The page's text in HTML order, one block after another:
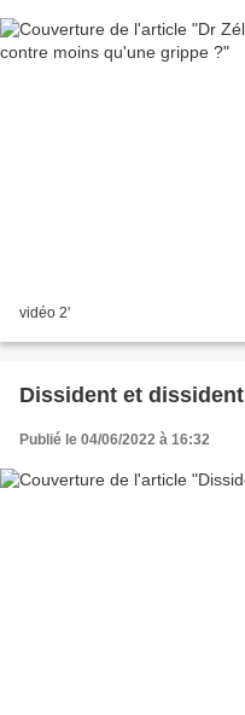
vidéo 2'
Dissident et dissident
Publié le 04/06/2022 à 16:32